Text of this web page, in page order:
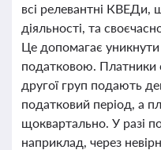
всі релевантні КВЕДи,
діяльності, та
Це допомагає
податковою. Платники
другої груп подають
податковий період, а
щоквартально. У разі
наприклад, через